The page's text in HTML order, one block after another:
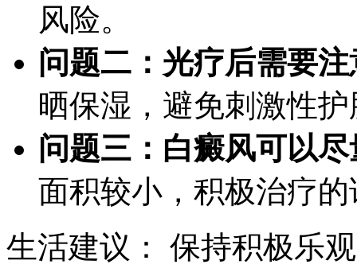
风险。
问题二：光疗后需要
晒保湿，避免刺激性
问题三：白癜风可以
面积较小，积极治疗
生活建议： 保持积极乐